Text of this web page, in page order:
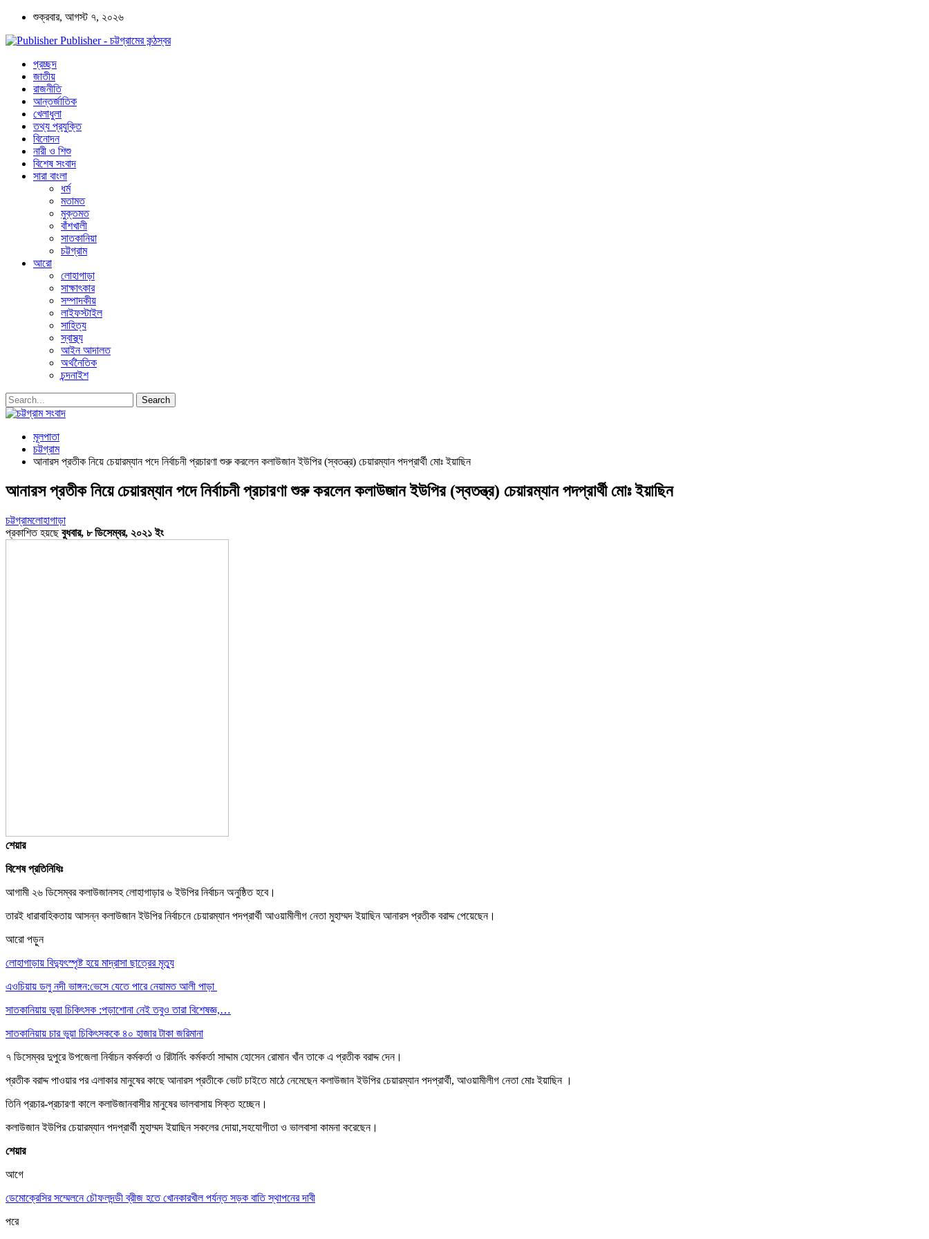
শুক্রবার, আগস্ট ৭, ২০২৬
Publisher - চট্টগ্রামের কন্ঠস্বর
প্রচ্ছদ
জাতীয়
রাজনীতি
আন্তর্জাতিক
খেলাধুলা
তথ্য প্রযুক্তি
বিনোদন
নারী ও শিশু
বিশেষ সংবাদ
সারা বাংলা
ধর্ম
মতামত
মুক্তমত
বাঁশখালী
সাতকানিয়া
চট্টগ্রাম
আরো
লোহাগাড়া
সাক্ষাৎকার
সম্পাদকীয়
লাইফস্টাইল
সাহিত্য
স্বাস্থ্য
আইন আদালত
অর্থনৈতিক
চন্দনাইশ
মূলপাতা
চট্টগ্রাম
আনারস প্রতীক নিয়ে চেয়ারম্যান পদে নির্বাচনী প্রচারণা শুরু করলেন কলাউজান ইউপির (স্বতন্ত্র) চেয়ারম্যান পদপ্রার্থী মোঃ ইয়াছিন
আনারস প্রতীক নিয়ে চেয়ারম্যান পদে নির্বাচনী প্রচারণা শুরু করলেন কলাউজান ইউপির (স্বতন্ত্র) চেয়ারম্যান পদপ্রার্থী মোঃ ইয়াছিন
চট্টগ্রামলোহাগাড়া
প্রকাশিত হয়ছেবুধবার, ৮ ডিসেম্বর, ২০২১ ইং
শেয়ার
বিশেষ প্রতিনিধিঃ
আগামী ২৬ ডিসেম্বর কলাউজানসহ লোহাগাড়ার ৬ ইউপির নির্বাচন অনুষ্ঠিত হবে।
তারই ধারাবাহিকতায় আসন্ন কলাউজান ইউপির নির্বাচনে চেয়ারম্যান পদপ্রার্থী আওয়ামীলীগ নেতা মুহাম্মদ ইয়াছিন আনারস প্রতীক বরাদ্দ পেয়েছেন।
আরো পড়ুন
লোহাগাড়ায় বিদ্যুৎস্পৃষ্ট হয়ে মাদ্রাসা ছাত্রের মৃত্যু
এওচিয়ায় ডলু নদী ভাঙ্গন:ভেসে যেতে পারে নেয়ামত আলী পাড়া
সাতকানিয়ায় ভূয়া চিকিৎসক :পড়াশোনা নেই তবুও তারা বিশেষজ্ঞ,…
সাতকানিয়ায় চার ভুয়া চিকিৎসককে ৪০ হাজার টাকা জরিমানা
৭ ডিসেম্বর দুপুরে উপজেলা নির্বাচন কর্মকর্তা ও রিটার্নিং কর্মকর্তা সাদ্দাম হোসেন রোমান খাঁন তাকে এ প্রতীক বরাদ্দ দেন।
প্রতীক বরাদ্দ পাওয়ার পর এলাকার মানুষের কাছে আনারস প্রতীকে ভোট চাইতে মাঠে নেমেছেন কলাউজান ইউপির চেয়ারম্যান পদপ্রার্থী, আওয়ামীলীগ নেতা মোঃ ইয়াছিন ।
তিনি প্রচার-প্রচারণা কালে কলাউজানবাসীর মানুষের ভালবাসায় সিক্ত হচ্ছেন।
কলাউজান ইউপির চেয়ারম্যান পদপ্রার্থী মুহাম্মদ ইয়াছিন সকলের দোয়া,সহযোগীতা ও ভালবাসা কামনা করেছেন।
শেয়ার
আগে
ডেমোক্রেসির সম্মেলনে চৌফলদন্ডী ব্রীজ হতে খোনকারখীল পর্যন্ত সড়ক বাতি স্থাপনের দাবী
পরে